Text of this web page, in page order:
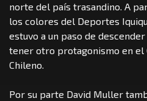
norte del país trasandino. A
los colores del Deportes
estuvo a un paso de
tener otro protagonismo en el
Chileno.
Por su parte David Muller